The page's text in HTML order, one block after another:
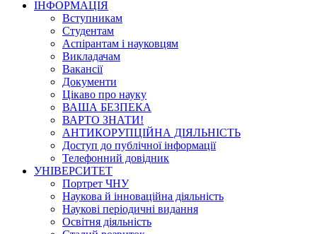
ІНФОРМАЦІЯ
Вступникам
Студентам
Аспірантам і науковцям
Викладачам
Вакансії
Документи
Цікаво про науку
ВАША БЕЗПЕКА
ВАРТО ЗНАТИ!
АНТИКОРУПЦІЙНА ДІЯЛЬНІСТЬ
Доступ до публічної інформації
Телефонний довідник
УНІВЕРСИТЕТ
Портрет ЧНУ
Наукова й інноваційна діяльність
Наукові періодичні видання
Освітня діяльність